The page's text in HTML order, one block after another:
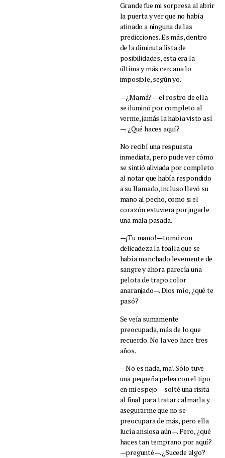
Grande fue mi sorpresa al abrir
la puerta y ver que no había
atinado a ninguna de las
predicciones. Es más, dentro
de la diminuta lista de
posibilidades, esta era la
última y más cercana lo
imposible, según yo.
—¿Mamá? —el rostro de ella
se iluminó por completo al
verme, jamás la había visto así
—. ¿Qué haces aquí?
No recibí una respuesta
inmediata, pero pude ver cómo
se sintió aliviada por completo
al notar que había respondido
a su llamado, incluso llevó su
mano al pecho, como si el
corazón estuviera por jugarle
una mala pasada.
—¡Tu mano! —tomó con
delicadeza la toalla que se
había manchado levemente de
sangre y ahora parecía una
pelota de trapo color
anaranjado—. Dios mío, ¿qué te
pasó?
Se veía sumamente
preocupada, más de lo que
recuerdo. No la veo hace tres
años.
—No es nada, ma’. Sólo tuve
una pequeña pelea con el tipo
en mi espejo —solté una risita
al final para tratar calmarla y
asegurarme que no se
preocupara de más, pero ella
lucía ansiosa aún—. Pero, ¿qué
haces tan temprano por aquí?
—pregunté—. ¿Sucede algo?